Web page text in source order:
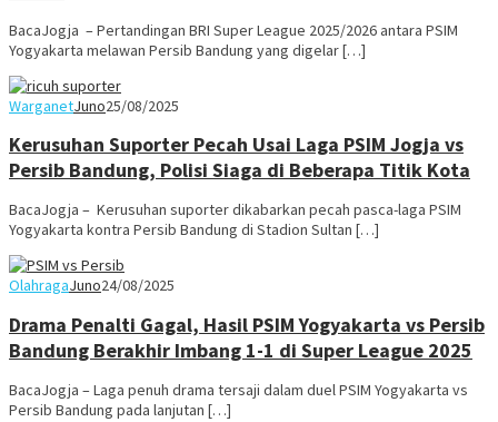
BacaJogja – Pertandingan BRI Super League 2025/2026 antara PSIM
Yogyakarta melawan Persib Bandung yang digelar […]
WarganetJuno25/08/2025
Kerusuhan Suporter Pecah Usai Laga PSIM Jogja vs
Persib Bandung, Polisi Siaga di Beberapa Titik Kota
BacaJogja – Kerusuhan suporter dikabarkan pecah pasca-laga PSIM
Yogyakarta kontra Persib Bandung di Stadion Sultan […]
OlahragaJuno24/08/2025
Drama Penalti Gagal, Hasil PSIM Yogyakarta vs Persib
Bandung Berakhir Imbang 1-1 di Super League 2025
BacaJogja – Laga penuh drama tersaji dalam duel PSIM Yogyakarta vs
Persib Bandung pada lanjutan […]